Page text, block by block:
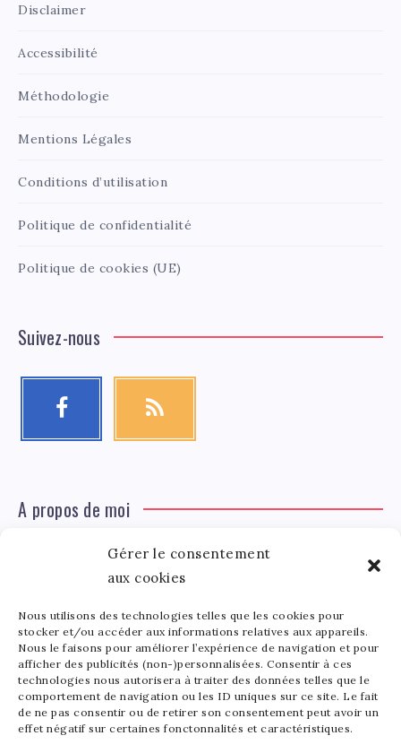
Gérer le consentement
aux cookies
Nous utilisons des technologies telles que les cookies pour
stocker et/ou accéder aux informations relatives aux appareils.
Nous le faisons pour améliorer l’expérience de navigation et pour
afficher des publicités (non-)personnalisées. Consentir à ces
technologies nous autorisera à traiter des données telles que le
comportement de navigation ou les ID uniques sur ce site. Le fait
de ne pas consentir ou de retirer son consentement peut avoir un
effet négatif sur certaines fonctonnalités et caractéristiques.
Disclaimer
Accessibilité
Méthodologie
Mentions Légales
Conditions d’utilisation
Politique de confidentialité
Politique de cookies (UE)
Suivez-nous
A propos de moi
Tinger
Léa Tinger
Fondatrice
Fondatrice de FortunedeStar.com, je fusionne ma
passion pour les cultures et l'économie des célébrités.
Entre la gestion de mon site et la poterie, je trouve le
bonheur dans l'équilibre de mes activités. Mère d'un
bout de chou de 5 ans, je partage avec lui l'amour de